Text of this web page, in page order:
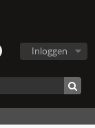
Inloggen